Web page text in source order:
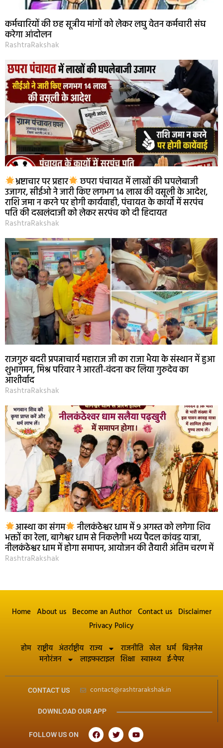
कर्मचारियों की छह सूत्रीय मांगों को लेकर लघु वेतन कर्मचारी संघ
करेगा आंदोलन
RashtraRakshak
भ्रष्टाचार पर प्रहार छपरा पंचायत में लाखों की घपलेबाजी
उजागर, सीईओ ने जारी किए लगभग 14 लाख की वसूली के आदेश,
राशि जमा न करने पर होगी कार्यवाही, पंचायत के कार्यों में सरपंच
पति की दखलंदाजी को लेकर सरपंच को दी हिदायत
RashtraRakshak
राजगुरु बदरी प्रपन्नाचार्य महाराज जी का राजा भैया के संस्थान में हुआ
शुभागमन, मिश्र परिवार ने आरती-वंदना कर लिया गुरुदेव का
आशीर्वाद
RashtraRakshak
आस्था का संगम नीलकंठेश्वर धाम में 9 अगस्त को लगेगा शिव
भक्तों का रेला, बागेश्वर धाम से निकलेगी भव्य पैदल कांवड़ यात्रा,
नीलकंठेश्वर धाम में होगा समापन, आयोजन की तैयारी अंतिम चरण में
RashtraRakshak
Home About us Become an Author Contact us Disclaimer
Privacy Policy
होम राष्ट्रीय अंतर्राष्ट्रीय राज्य राजनीति खेल धर्म बिज़नेस
मनोरंजन
लाइफस्टाइल शिक्षा स्वास्थ्य ई-पेपर
CONTACT US contact@rashtrarakshak.in
DOWNLOAD OUR APP
FOLLOW US ON